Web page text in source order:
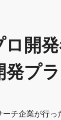
開
発プ
チ企業が行